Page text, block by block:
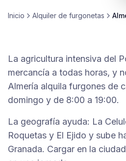
Inicio Alquiler de furgonetas
La agricultura intensiva del
mercancía a todas horas, y
Almería alquila furgones de
domingo y de 8:00 a 19:00.
La geografía ayuda: La
Roquetas y El Ejido y sube
Granada. Cargar en la